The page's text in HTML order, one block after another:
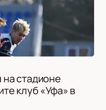
стадионе
клуб «Уфа» в